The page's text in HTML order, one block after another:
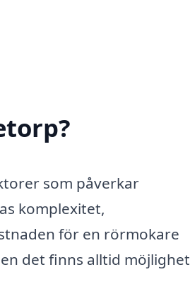
som påverkar
komplexitet,
för en rörmokare
det finns alltid möjlighet